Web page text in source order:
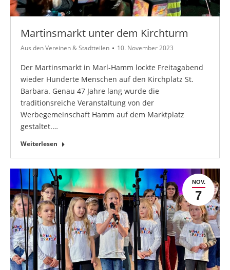
Martinsmarkt unter dem Kirchturm
Aus den Vereinen & Stadtteilen 10. November 2023
Der Martinsmarkt in Marl-Hamm lockte Freitagabend
wieder Hunderte Menschen auf den Kirchplatz St.
Barbara. Genau 47 Jahre lang wurde die
traditionsreiche Veranstaltung von der
Werbegemeinschaft Hamm auf dem Marktplatz
gestaltet.…
Weiterlesen
NOV.
7